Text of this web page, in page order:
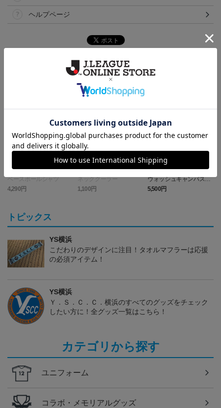
ヘルプページ
ベースボールシャツ
4,290円
ネッククーラー
1,100円
ウォッシュキャンバス＆
ツイル エプロン (Y.S.C.C.
横浜)
5,500円
トピックス
YS横浜
こだわりのデザインに注目！タオルマフラーは応援
の必須アイテム！
YS横浜
Ｙ．Ｓ．Ｃ．Ｃ．横浜のすべてのグッズをチェック
したい方に！全グッズ一覧はこちら！
カテゴリから探す
ユニフォーム
コラボ・メモリアルグッズ